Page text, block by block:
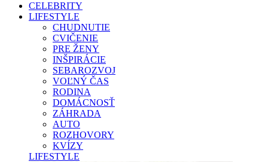
CELEBRITY
LIFESTYLE
CHUDNUTIE
CVIČENIE
PRE ŽENY
INŠPIRÁCIE
SEBAROZVOJ
VOĽNÝ ČAS
RODINA
DOMÁCNOSŤ
ZÁHRADA
AUTO
ROZHOVORY
KVÍZY
LIFESTYLE